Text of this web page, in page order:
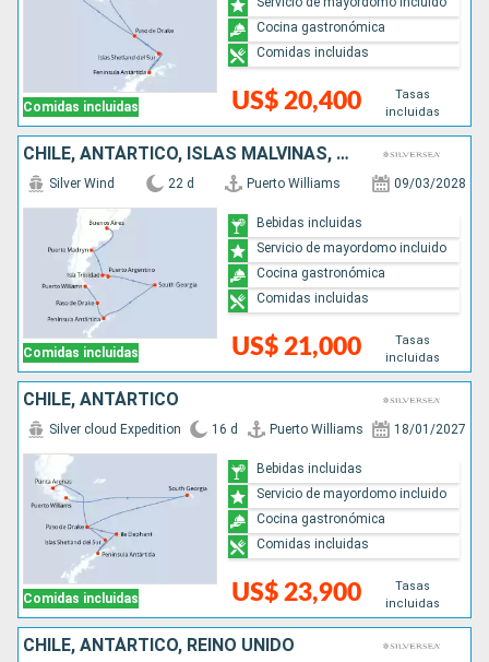
Comidas incluidas US$ 20,400
Tasas
incluidas
Cocina gastronómica
Comidas incluidas
CHILE, ANTÁRTICO, ISLAS MALVINAS, ARGENTINA
Comidas incluidas
Silver Wind 22 d Puerto Williams 09/03/2028
US$ 21,000
Tasas
incluidas
Bebidas incluidas
Servicio de mayordomo incluido
Cocina gastronómica
Comidas incluidas
CHILE, ANTÁRTICO
Comidas incluidas
Silver cloud Expedition 16 d Puerto Williams 18/01/2027
US$ 23,900
Tasas
incluidas
Bebidas incluidas
Servicio de mayordomo incluido
Cocina gastronómica
Comidas incluidas
CHILE, ANTÁRTICO, REINO UNIDO